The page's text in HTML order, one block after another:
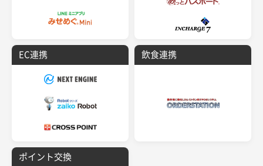
EC連携 飲食連携
ポイント交換